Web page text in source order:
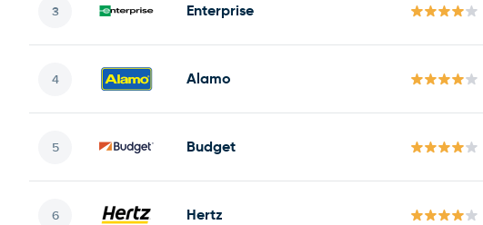
Enterprise
Alamo
Budget
Hertz